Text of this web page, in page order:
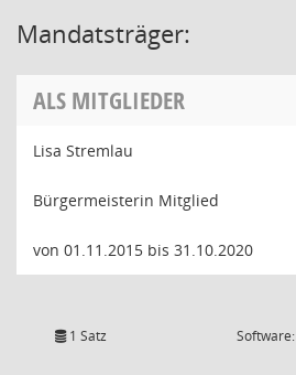
Mandatsträger:
ALS MITGLIEDER
Lisa Stremlau
Bürgermeisterin Mitglied
von 01.11.2015 bis 31.10.2020
1 Satz Software: